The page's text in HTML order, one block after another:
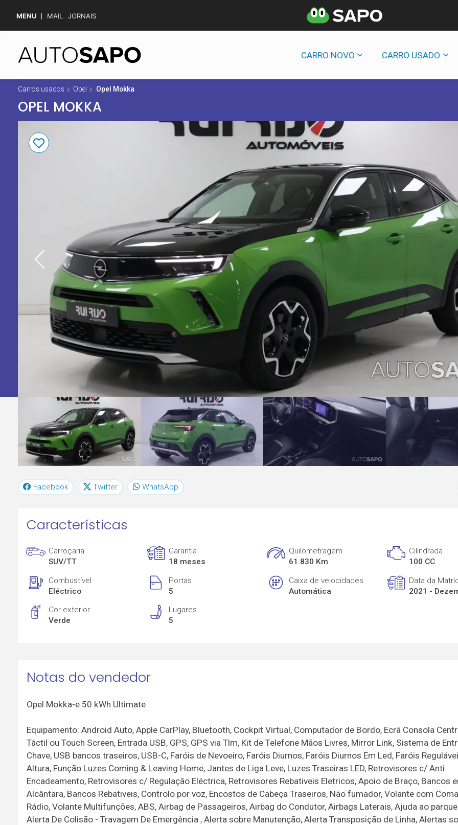
MENU MAIL JORNAIS
CARRO NOVO CARRO USADO
Carros usados Opel Opel Mokka
OPEL MOKKA
Facebook Twitter WhatsApp
Características
Carroçaria
SUV/TT
Garantia
18 meses
Quilometragem
61.830 Km
Cilindrada
100 CC
Combustível
Eléctrico
Portas
5
Caixa de velocidades
Automática
Data da
2021 -
Cor exterior
Verde
Lugares
5
Notas do vendedor
Opel Mokka-e 50 kWh Ultimate
Equipamento: Android Auto, Apple CarPlay, Bluetooth, Cockpit Virtual, Computador de Bordo, Ecrã Consola
Táctil ou Touch Screen, Entrada USB, GPS, GPS via Tlm, Kit de Telefone Mãos Livres, Mirror Link, Sistema de
Chave, USB bancos traseiros, USB-C, Faróis de Nevoeiro, Faróis Diurnos, Faróis Diurnos Em Led, Faróis
Altura, Função Luzes Coming & Leaving Home, Jantes de Liga Leve, Luzes Traseiras LED, Retrovisores c/ Anti
Encadeamento, Retrovisores c/ Regulação Eléctrica, Retrovisores Rebativeis Eletricos, Apoio de Braço, Bancos
Alcântara, Bancos Rebativeis, Controlo por voz, Encostos de Cabeça Traseiros, Não fumador, Volante com
Rádio, Volante Multifunções, ABS, Airbag de Passageiros, Airbag do Condutor, Airbags Laterais, Ajuda ao
Alerta De Colisão - Travagem De Emergência , Alerta sobre Manutenção, Alerta Transposição de Linha, Alertas